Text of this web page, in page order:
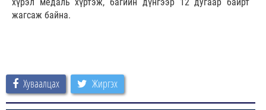
жагсаж байна.
Хуваалцах Жиргэх